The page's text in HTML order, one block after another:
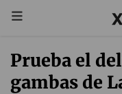
Prueba el
gambas de